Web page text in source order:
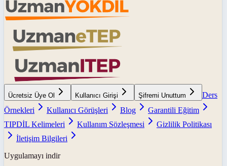
Ücretsiz Üye Ol Kullanıcı Girişi Şifremi Unuttum
Ders
Örnekleri
Kullanıcı Görüşleri Blog
Garantili Eğitim
TIPDİL Kelimeleri
Kullanım Sözleşmesi
Gizlilik Politikası
İletişim Bilgileri
Uygulamayı indir